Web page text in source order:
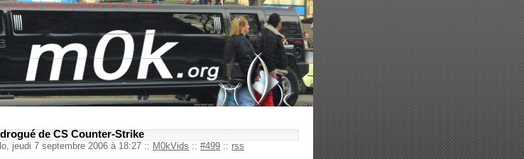
|Aller au menu|Aller à la recherche
de CS Counter-Strike
jeudi 7 septembre 2006 à 18:27 :: M0kVids :: #499 :: rss